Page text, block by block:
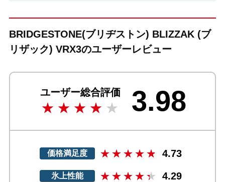
BRIDGESTONE(ブリヂストン) BLIZZAK (ブ
リザック) VRX3のユーザーレビュー
ユーザー総合評価 3.98
価格満足度 4.73
氷上性能 4.29